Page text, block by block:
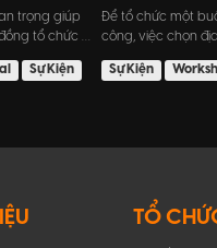
trọng giúp
tổ chức sự
Sự Kiện
Để tổ chức một
công, việc chọn
Sự Kiện
TỔ